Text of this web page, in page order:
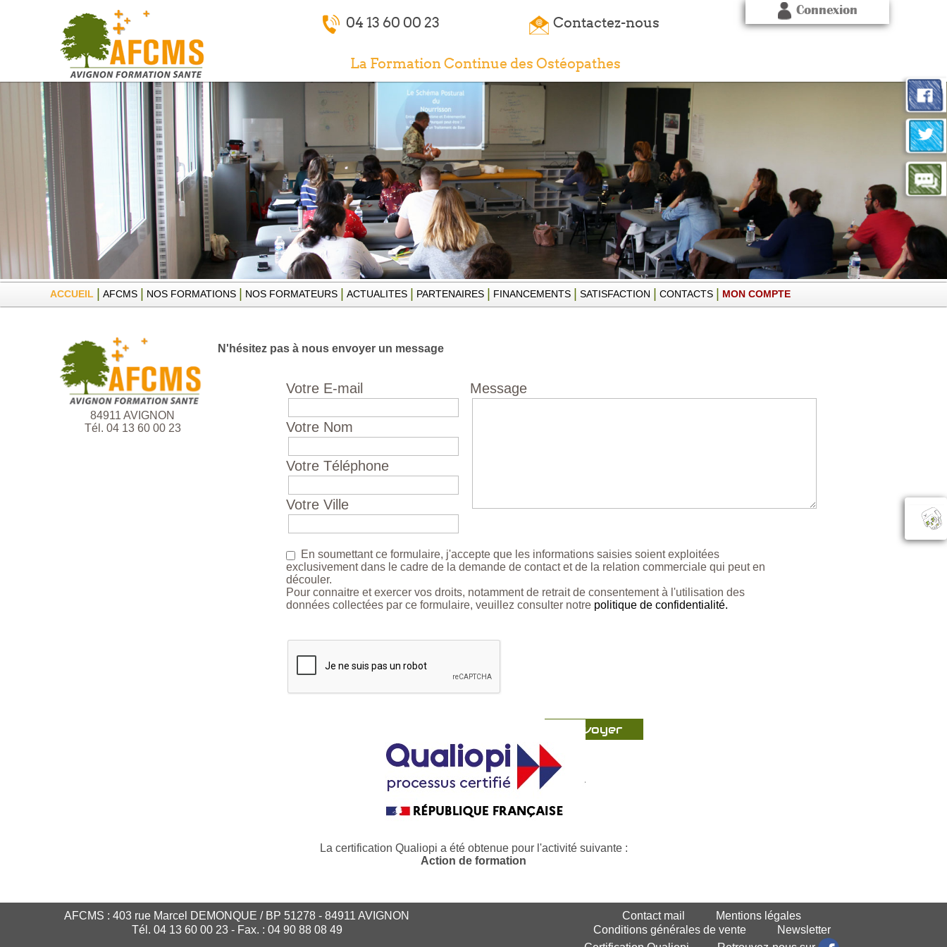
04 13 60 00 23 Contactez-nous
La Formation Continue des Ostéopathes
Connexion
ACCUEIL AFCMS NOS FORMATIONS NOS FORMATEURS ACTUALITES PARTENAIRES FINANCEMENTS SATISFACTION CONTACTS MON COMPTE
84911 AVIGNON
Tél. 04 13 60 00 23
N'hésitez pas à nous envoyer un message
Votre E-mail
Votre Nom
Votre Téléphone
Votre Ville
Message
En soumettant ce formulaire, j'accepte que les informations saisies soient exploitées
exclusivement dans le cadre de la demande de contact et de la relation commerciale qui peut en
découler.
Pour connaitre et exercer vos droits, notamment de retrait de consentement à l'utilisation des
données collectées par ce formulaire, veuillez consulter notre politique de confidentialité.
La certification Qualiopi a été obtenue pour l'activité suivante :
Action de formation
AFCMS : 403 rue Marcel DEMONQUE / BP 51278 - 84911 AVIGNON
Tél. 04 13 60 00 23 - Fax. : 04 90 88 08 49
Contact mail
Mentions légales
Conditions générales de vente
Newsletter